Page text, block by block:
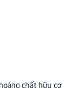
chất hữu cơ